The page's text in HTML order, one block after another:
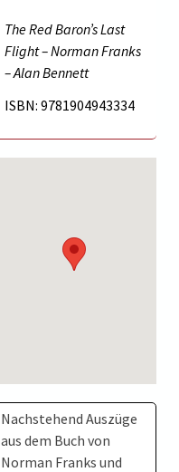
The Red Baron’s Last
Flight – Norman Franks
– Alan Bennett
ISBN: 9781904943334
Nachstehend Auszüge
aus dem Buch von
Norman Franks und